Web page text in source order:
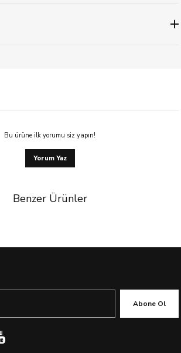
Bu ürüne ilk yorumu siz yapın!
Yorum Yaz
Benzer Ürünler
Abone Ol